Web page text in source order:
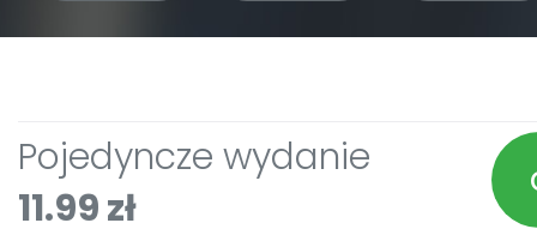
Pojedyncze wydanie
11.99 zł